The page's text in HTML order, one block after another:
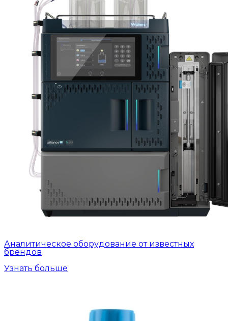
Аналитическое оборудование от известных
брендов
Узнать больше